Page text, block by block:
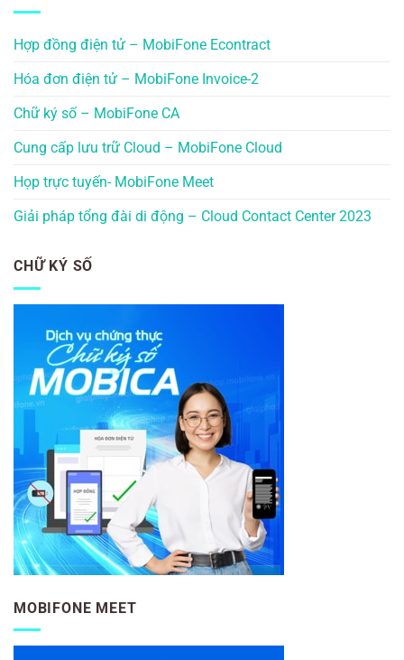
Hợp đồng điện tử – MobiFone Econtract
Hóa đơn điện tử – MobiFone Invoice-2
Chữ ký số – MobiFone CA
Cung cấp lưu trữ Cloud – MobiFone Cloud
Họp trực tuyến- MobiFone Meet
Giải pháp tổng đài di động – Cloud Contact Center 2023
CHỮ KÝ SỐ
MOBIFONE MEET